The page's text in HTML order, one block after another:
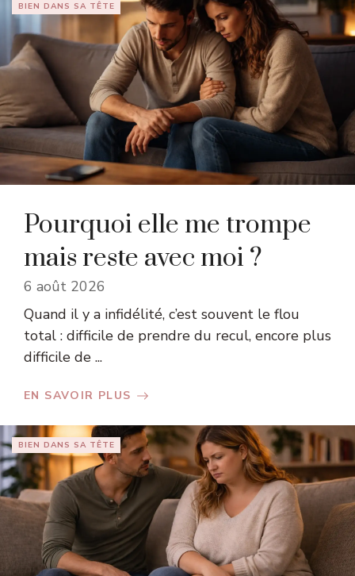
BIEN DANS SA TÊTE
Pourquoi elle me trompe
mais reste avec moi ?
6 août 2026
Quand il y a infidélité, c’est souvent le flou
total : difficile de prendre du recul, encore plus
difficile de ...
EN SAVOIR PLUS
BIEN DANS SA TÊTE